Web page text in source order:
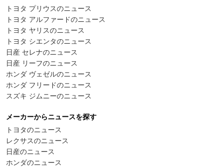
トヨタ プリウスのニュース
トヨタ アルファードのニュース
トヨタ ヤリスのニュース
トヨタ シエンタのニュース
日産 セレナのニュース
日産 リーフのニュース
ホンダ ヴェゼルのニュース
ホンダ フリードのニュース
スズキ ジムニーのニュース
メーカーからニュースを探す
トヨタのニュース
レクサスのニュース
日産のニュース
ホンダのニュース